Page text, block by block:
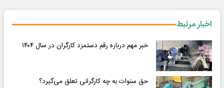
اخبار مرتبط
خبر مهم درباره رقم دستمزد کارگران در سال ۱۴۰۴
حق سنوات به چه کارگرانی تعلق می‌گیرد؟